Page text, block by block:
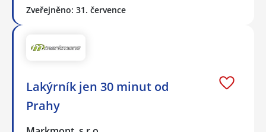
Zveřejněno: 31. července
Lakýrník jen 30 minut od
Prahy